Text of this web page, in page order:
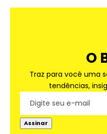
O
Traz para você uma
tendências,